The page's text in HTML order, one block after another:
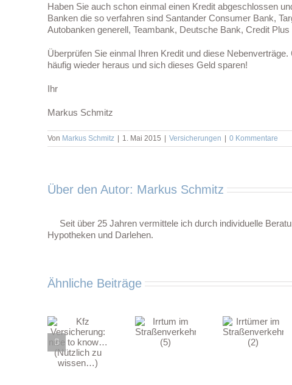
Haben Sie auch schon einmal einen Kredit abgeschlossen
Banken die so verfahren sind Santander Consumer Bank,
Autobanken generell, Teambank, Deutsche Bank, Credit
Überprüfen Sie einmal Ihren Kredit und diese
häufig wieder heraus und sich dieses Geld sparen!
Ihr
Markus Schmitz
Von Markus Schmitz 1. Mai 2015 Versicherungen 0 Kommentare
Über den Autor: Markus Schmitz
Seit über 25 Jahren vermittele ich durch individuelle
Hypotheken und Darlehen.
Ähnliche Beiträge
Versicherung:
Irrtum im
Straßenverkehr
Irrtümer
Was
kommt